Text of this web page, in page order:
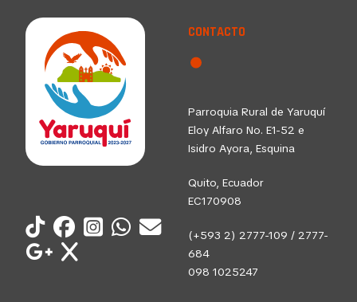
CONTACTO
Parroquia Rural de Yaruquí
Eloy Alfaro No. E1-52 e
Isidro Ayora, Esquina
Quito, Ecuador
EC170908
(+593 2) 2777-109 / 2777-
684
098 1025247